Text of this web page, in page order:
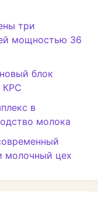
три
мощностью 36
блок
КРС
в
молока
молочный цех